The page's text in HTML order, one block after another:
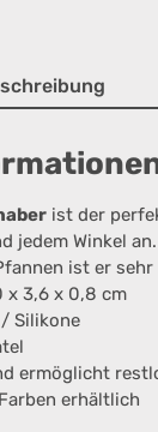
ist der
jedem Winkel
ist er
x 3,6 x 0,8 cm
Silikone
ermöglicht
erhältlich